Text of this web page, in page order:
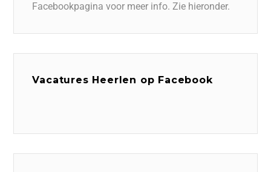
Facebookpagina voor meer info. Zie hieronder.
Vacatures Heerlen op Facebook